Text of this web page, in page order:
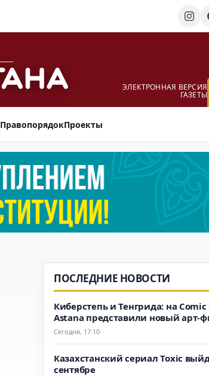
ЭЛЕКТРОННАЯ ВЕРСИЯ
ГАЗЕТЫ
ПравопорядокПроекты
ПОСЛЕДНИЕ НОВОСТИ
Киберстепь и Тенгрида: на Comic
Astana представили новый арт-
Сегодня, 17:10
Казахстанский сериал Toxic
сентябре